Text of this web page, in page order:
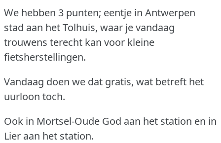
We hebben 3 punten; eentje in Antwerpen
stad aan het Tolhuis, waar je vandaag
trouwens terecht kan voor kleine
fietsherstellingen.
Vandaag doen we dat gratis, wat betreft het
uurloon toch.
Ook in Mortsel-Oude God aan het station en in
Lier aan het station.